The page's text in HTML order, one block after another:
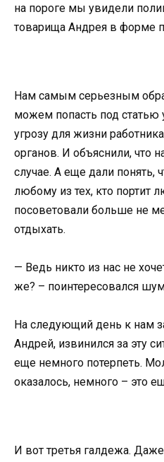
на пороге мы увидели
товарища Андрея в форме
Нам самым серьезным
можем попасть под статью
угрозу для жизни
органов. И объяснили, что
случае. А еще дали понять,
любому из тех, кто портит
посоветовали больше не
отдыхать.
— Ведь никто из нас не
же? – поинтересовался
На следующий день к нам
Андрей, извинился за эту
еще немного потерпеть.
оказалось, немного – это
И вот третья галдежа.